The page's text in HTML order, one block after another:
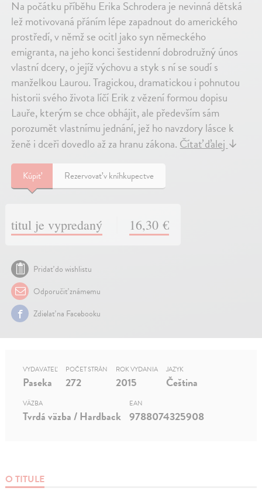
Na počátku příběhu Erika Schrodera je nevinná dětská
lež motivovaná přáním lépe zapadnout do amerického
prostředí, v němž se ocitl jako syn německého
emigranta, na jeho konci šestidenní dobrodružný únos
vlastní dcery, o jejíž výchovu a styk s ní se soudí s
manželkou Laurou. Tragickou, dramatickou i pohnutou
historii svého života líčí Erik z vězení formou dopisu
Lauře, kterým se chce obhájit, ale především sám
porozumět vlastnímu jednání, jež ho navzdory lásce k
ženě i dceři dovedlo až za hranu zákona. Čítať ďalej ↓
Kúpiť Rezervovať v kníhkupectve
titul je vypredaný 16,30 €
Pridať do wishlistu
Odporučiť známemu
Zdielať na Facebooku
O TITULE
VYDAVATEĽ
Paseka
POČET STRÁN
272
ROK VYDANIA
2015
JAZYK
Čeština
VÄZBA
Tvrdá väzba / Hardback
EAN
9788074325908